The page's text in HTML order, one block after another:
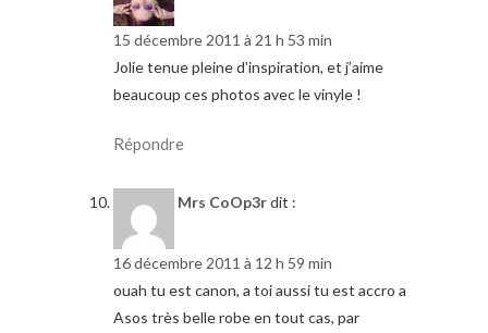
15 décembre 2011 à 21 h 53 min
Jolie tenue pleine d’inspiration, et j’aime
beaucoup ces photos avec le vinyle !
Répondre
Mrs CoOp3rdit :
16 décembre 2011 à 12 h 59 min
ouah tu est canon, a toi aussi tu est accro a
Asos très belle robe en tout cas, par